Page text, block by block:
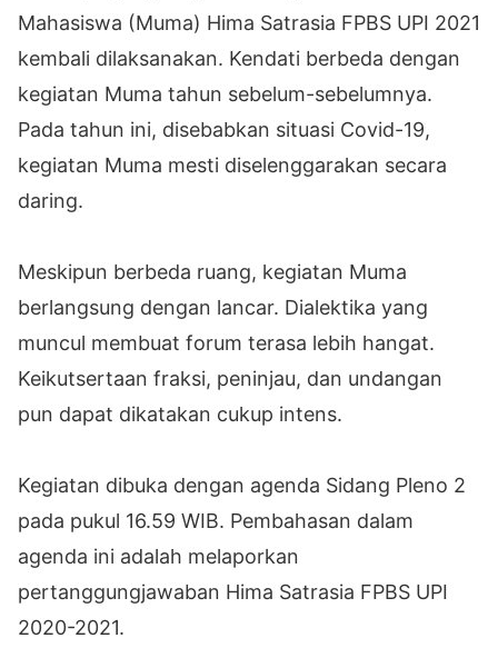
Mahasiswa (Muma) Hima Satrasia FPBS UPI 2021
kembali dilaksanakan. Kendati berbeda dengan
kegiatan Muma tahun sebelum-sebelumnya.
Pada tahun ini, disebabkan situasi Covid-19,
kegiatan Muma mesti diselenggarakan secara
daring.
Meskipun berbeda ruang, kegiatan Muma
berlangsung dengan lancar. Dialektika yang
muncul membuat forum terasa lebih hangat.
Keikutsertaan fraksi, peninjau, dan undangan
pun dapat dikatakan cukup intens.
Kegiatan dibuka dengan agenda Sidang Pleno 2
pada pukul 16.59 WIB. Pembahasan dalam
agenda ini adalah melaporkan
pertanggungjawaban Hima Satrasia FPBS UPI
2020-2021.